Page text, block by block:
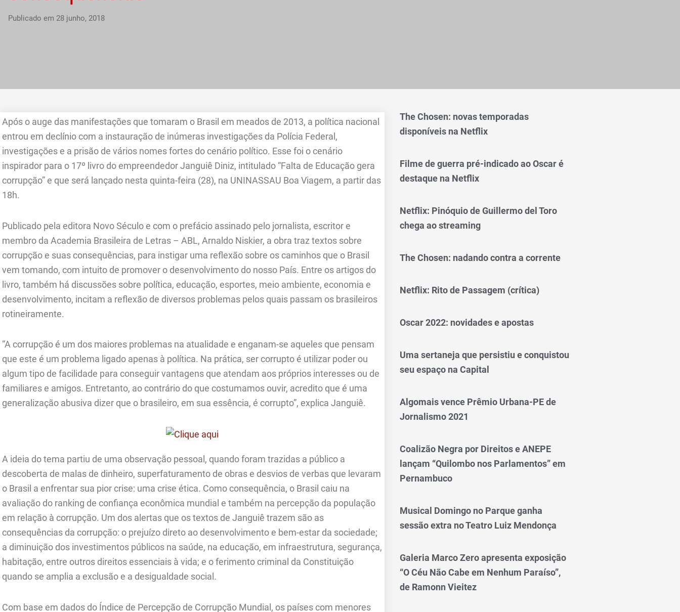
Publicado em 28 junho, 2018
Após o auge das manifestações que tomaram o Brasil em meados de 2013, a política nacional
entrou em declínio com a instauração de inúmeras investigações da Polícia Federal,
investigações e a prisão de vários nomes fortes do cenário político. Esse foi o cenário
inspirador para o 17º livro do empreendedor Janguiê Diniz, intitulado “Falta de Educação gera
corrupção” e que será lançado nesta quinta-feira (28), na UNINASSAU Boa Viagem, a partir das
18h.
Publicado pela editora Novo Século e com o prefácio assinado pelo jornalista, escritor e
membro da Academia Brasileira de Letras – ABL, Arnaldo Niskier, a obra traz textos sobre
corrupção e suas consequências, para instigar uma reflexão sobre os caminhos que o Brasil
vem tomando, com intuito de promover o desenvolvimento do nosso País. Entre os artigos do
livro, também há discussões sobre política, educação, esportes, meio ambiente, economia e
desenvolvimento, incitam a reflexão de diversos problemas pelos quais passam os brasileiros
rotineiramente.
“A corrupção é um dos maiores problemas na atualidade e enganam-se aqueles que pensam
que este é um problema ligado apenas à política. Na prática, ser corrupto é utilizar poder ou
algum tipo de facilidade para conseguir vantagens que atendam aos próprios interesses ou de
familiares e amigos. Entretanto, ao contrário do que costumamos ouvir, acredito que é uma
generalização abusiva dizer que o brasileiro, em sua essência, é corrupto”, explica Janguiê.
A ideia do tema partiu de uma observação pessoal, quando foram trazidas a público a
descoberta de malas de dinheiro, superfaturamento de obras e desvios de verbas que levaram
o Brasil a enfrentar sua pior crise: uma crise ética. Como consequência, o Brasil caiu na
avaliação do ranking de confiança econômica mundial e também na percepção da população
em relação à corrupção. Um dos alertas que os textos de Janguiê trazem são as
consequências da corrupção: o prejuízo direto ao desenvolvimento e bem-estar da sociedade;
a diminuição dos investimentos públicos na saúde, na educação, em infraestrutura, segurança,
habitação, entre outros direitos essenciais à vida; e o ferimento criminal da Constituição
quando se amplia a exclusão e a desigualdade social.
Com base em dados do Índice de Percepção de Corrupção Mundial, os países com menores
The Chosen: novas temporadas
disponíveis na Netflix
Filme de guerra pré-indicado ao Oscar é
destaque na Netflix
Netflix: Pinóquio de Guillermo del Toro
chega ao streaming
The Chosen: nadando contra a corrente
Netflix: Rito de Passagem (crítica)
Oscar 2022: novidades e apostas
Uma sertaneja que persistiu e conquistou
seu espaço na Capital
Algomais vence Prêmio Urbana-PE de
Jornalismo 2021
Coalizão Negra por Direitos e ANEPE
lançam “Quilombo nos Parlamentos” em
Pernambuco
Musical Domingo no Parque ganha
sessão extra no Teatro Luiz Mendonça
Galeria Marco Zero apresenta exposição
“O Céu Não Cabe em Nenhum Paraíso”,
de Ramonn Vieitez